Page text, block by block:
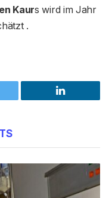
Kaurs wird im Jahr
.
LinkedIn